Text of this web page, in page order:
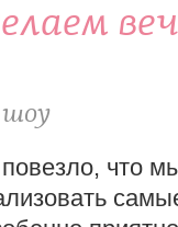
шоу
что